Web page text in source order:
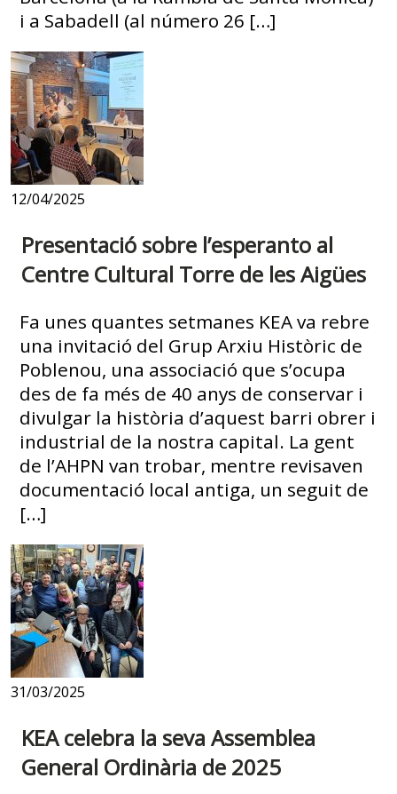
i a Sabadell (al número 26 […]
12/04/2025
Presentació sobre l’esperanto al
Centre Cultural Torre de les Aigües
Fa unes quantes setmanes KEA va rebre
una invitació del Grup Arxiu Històric de
Poblenou, una associació que s’ocupa
des de fa més de 40 anys de conservar i
divulgar la història d’aquest barri obrer i
industrial de la nostra capital. La gent
de l’AHPN van trobar, mentre revisaven
documentació local antiga, un seguit de
[…]
31/03/2025
KEA celebra la seva Assemblea
General Ordinària de 2025